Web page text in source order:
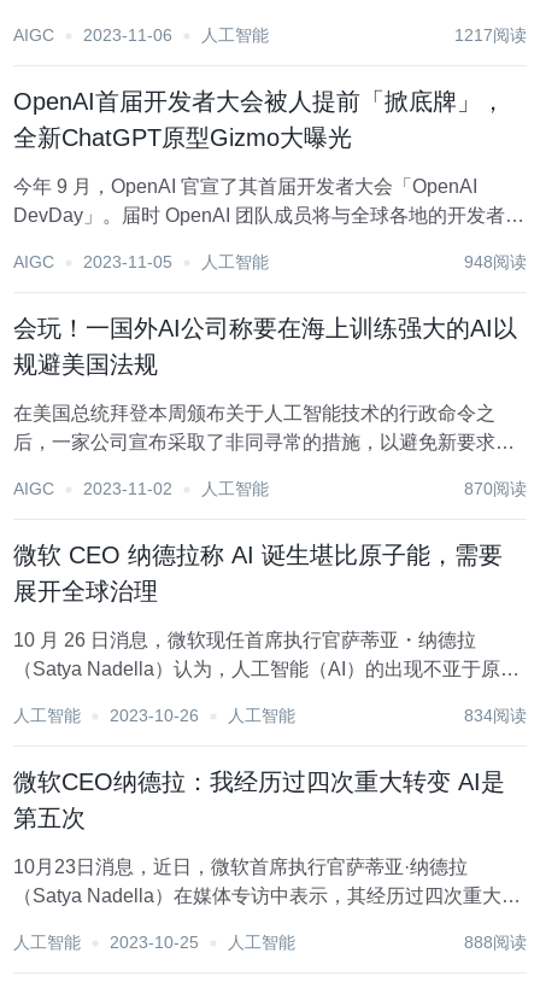
安全，通过业务模块的定制化实施和分割，确保了LLM功能
AIGC 2023-11-06 人工智能 1217阅读
OpenAI首届开发者大会被人提前「掀底牌」，
全新ChatGPT原型Gizmo大曝光
今年 9 月，OpenAI 官宣了其首届开发者大会「OpenAI
DevDay」。届时 OpenAI 团队成员将与全球各地的开发者汇
Sam Altman 表示，此次开发者大会不会发布 GP...
AIGC 2023-11-05 人工智能 948阅读
会玩！一国外AI公司称要在海上训练强大的AI以
规避美国法规
在美国总统拜登本周颁布关于人工智能技术的行政命令之
后，一家公司宣布采取了非同寻常的措施，以避免新要求，
批计算机硬件放在国际水域上的驳船上。 自称是一家人工智
AIGC 2023-11-02 人工智能 870阅读
微软 CEO 纳德拉称 AI 诞生堪比原子能，需要
展开全球治理
10 月 26 日消息，微软现任首席执行官萨蒂亚・纳德拉
（Satya Nadella）认为，人工智能（AI）的出现不亚于原子
部，领取 2023 年 Axel Springer 奖，在...
人工智能 2023-10-26 人工智能 834阅读
微软CEO纳德拉：我经历过四次重大转变 AI是
第五次
10月23日消息，近日，微软首席执行官萨蒂亚·纳德拉
（Satya Nadella）在媒体专访中表示，其经历过四次重大转
表示，如果不能适应新的技术转变，那么可能会失去一切。
人工智能 2023-10-25 人工智能 888阅读